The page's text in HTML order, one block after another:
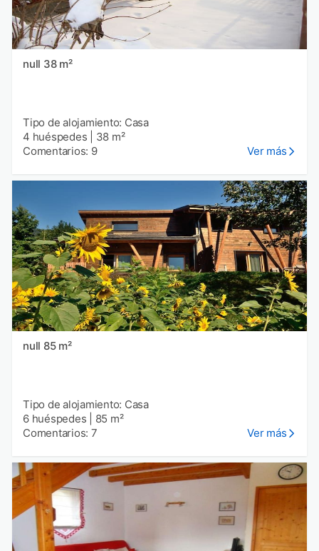
null 38 m²
Tipo de alojamiento: Casa
4 huéspedes
38 m²
Comentarios: 9
Ver más
null 85 m²
Tipo de alojamiento: Casa
6 huéspedes
85 m²
Comentarios: 7
Ver más